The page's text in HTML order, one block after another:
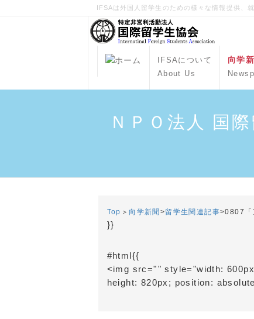
IFSAは外国人留学生のための様々な情報提供、
IFSAについて
About Us
向学
ＮＰＯ法人 国
Top ＞向学新聞 >留学生関連記事>0807「
}}
#html{{
<img src="" style="width:
height: 820px; position: